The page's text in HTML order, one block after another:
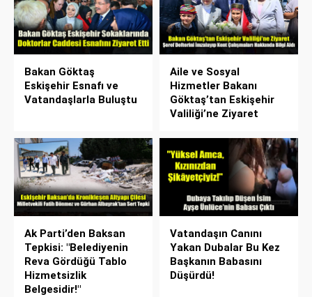
Bakan Göktaş
Eskişehir Esnafı ve
Vatandaşlarla Buluştu
Aile ve Sosyal
Hizmetler Bakanı
Göktaş’tan Eskişehir
Valiliği’ne Ziyaret
Ak Parti’den Baksan
Tepkisi: "Belediyenin
Reva Gördüğü Tablo
Hizmetsizlik
Belgesidir!"
Vatandaşın Canını
Yakan Dubalar Bu Kez
Başkanın Babasını
Düşürdü!